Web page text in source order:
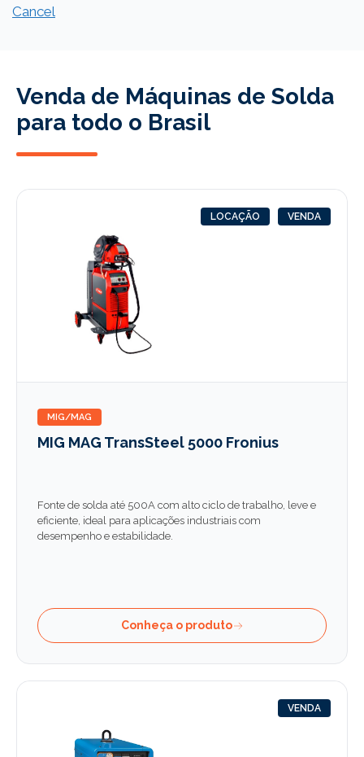
Venda de Máquinas de Solda
para todo o Brasil
LOCAÇÃO VENDA
MIG/MAG
MIG MAG TransSteel 5000 Fronius
Fonte de solda até 500A com alto ciclo de trabalho, leve e
eficiente, ideal para aplicações industriais com
desempenho e estabilidade.
Conheça o produto
VENDA
Cancel